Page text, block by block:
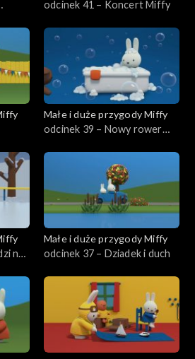
odcinek 41 – Koncert Miffy
Małe i duże przygody Miffy
odcinek 39 – Nowy rower
na
Małe i duże przygody Miffy
odcinek 37 – Dziadek i duch